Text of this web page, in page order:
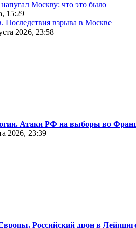
Москву: что это было
15:29
Последствия взрыва в Москве
2026, 23:58
Атаки РФ на выборы во
2026, 23:39
Российский дрон в